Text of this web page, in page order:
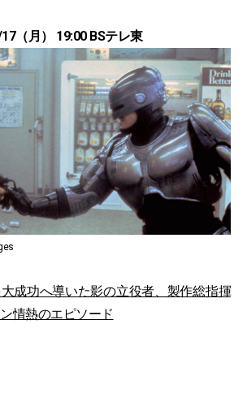
（月） 19:00 BSテレ東
大成功へ導いた影の立役者、製作総指揮
情熱のエピソード